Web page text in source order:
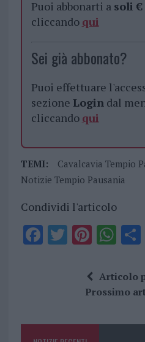
Puoi abbonarti a soli €
cliccando qui
Sei già abbonato?
Puoi effettuare
sezione Logindal
cliccando qui
TEMI:
Cavalcavia Tempio
Notizie Tempio Pausania
Condividi l'articolo
F
o
T Pi
te
re
W
at
s
p
S
Articolo
Prossimo